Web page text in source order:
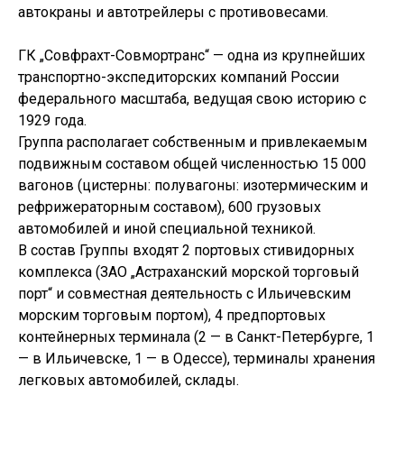
автокраны и автотрейлеры с противовесами.
ГК „Совфрахт-Совмортранс“ — одна из крупнейших
транспортно-экспедиторских компаний России
федерального масштаба, ведущая свою историю с
1929 года.
Группа располагает собственным и привлекаемым
подвижным составом общей численностью 15 000
вагонов (цистерны: полувагоны: изотермическим и
рефрижераторным составом), 600 грузовых
автомобилей и иной специальной техникой.
В состав Группы входят 2 портовых стивидорных
комплекса (ЗАО „Астраханский морской торговый
порт“ и совместная деятельность с Ильичевским
морским торговым портом), 4 предпортовых
контейнерных терминала (2 — в Санкт-Петербурге, 1
— в Ильичевске, 1 — в Одессе), терминалы хранения
легковых автомобилей, склады.